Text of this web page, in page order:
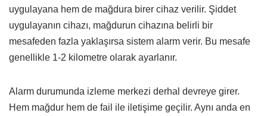
uygulayana hem de mağdura birer cihaz verilir. Şiddet
uygulayanın cihazı, mağdurun cihazına belirli bir
mesafeden fazla yaklaşırsa sistem alarm verir. Bu mesafe
genellikle 1-2 kilometre olarak ayarlanır.
Alarm durumunda izleme merkezi derhal devreye girer.
Hem mağdur hem de fail ile iletişime geçilir. Aynı anda en